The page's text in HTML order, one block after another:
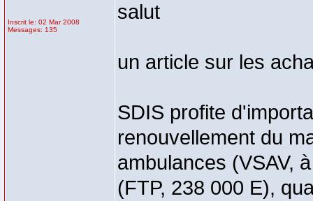
Inscrit le: 02 Mar 2008
Messages: 135
salut
un article sur les
SDIS profite
renouvellement du
ambulances (VSAV,
(FTP, 238 000 E),